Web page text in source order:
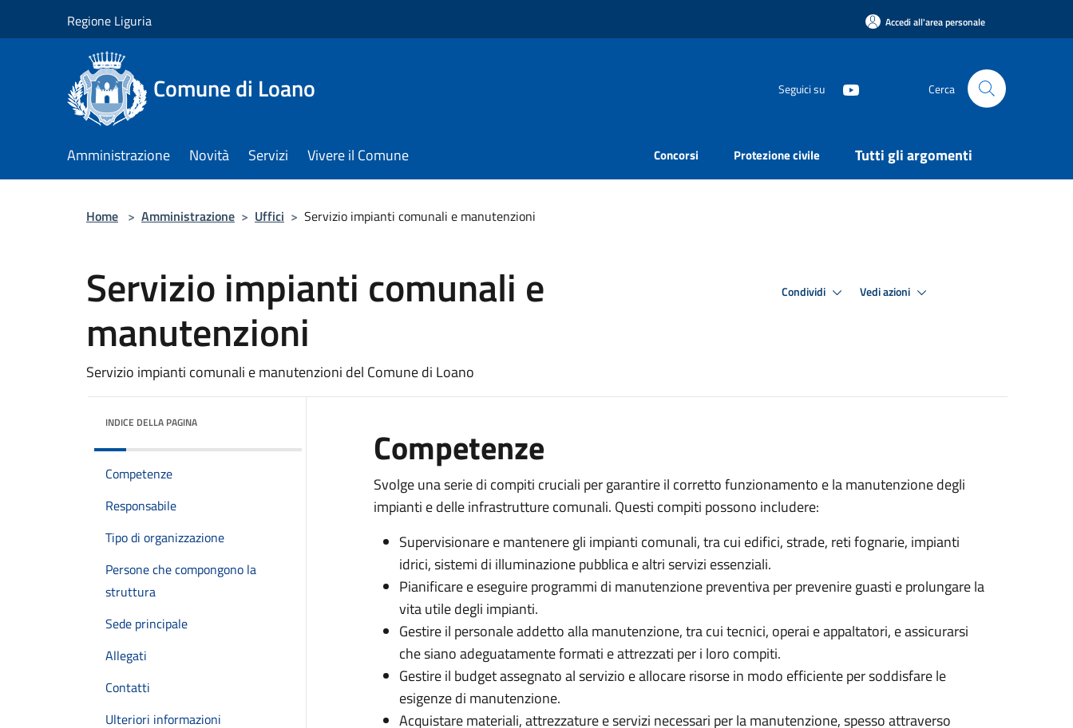
Regione Liguria Accedi all'area personale
Comune di Loano Seguici su Cerca
Amministrazione Novità Servizi Vivere il Comune Concorsi Protezione civile Tutti gli argomenti
Home > Amministrazione > Uffici > Servizio impianti comunali e manutenzioni
Servizio impianti comunali e
manutenzioni
Servizio impianti comunali e manutenzioni del Comune di Loano
Condividi Vedi azioni
INDICE DELLA PAGINA
Competenze
Responsabile
Tipo di organizzazione
Persone che compongono la
struttura
Sede principale
Allegati
Contatti
Ulteriori informazioni
Competenze
Svolge una serie di compiti cruciali per garantire il corretto funzionamento e la manutenzione degli
impianti e delle infrastrutture comunali. Questi compiti possono includere:
Supervisionare e mantenere gli impianti comunali, tra cui edifici, strade, reti fognarie, impianti
idrici, sistemi di illuminazione pubblica e altri servizi essenziali.
Pianificare e eseguire programmi di manutenzione preventiva per prevenire guasti e prolungare la
vita utile degli impianti.
Gestire il personale addetto alla manutenzione, tra cui tecnici, operai e appaltatori, e assicurarsi
che siano adeguatamente formati e attrezzati per i loro compiti.
Gestire il budget assegnato al servizio e allocare risorse in modo efficiente per soddisfare le
esigenze di manutenzione.
Acquistare materiali, attrezzature e servizi necessari per la manutenzione, spesso attraverso